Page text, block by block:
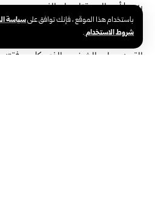
باستخدام هذا الموقع ، فإنك توافق علىسياسة
شروط الاستخدام.
به، ما أدى إلى مقتله على الفور.
وأشار المصدر إلى أنه بعد نقل الجثة
تبين أن القتيل مطلوب بجرائم قتل
القبض على الشخص الذي كان برفقته،